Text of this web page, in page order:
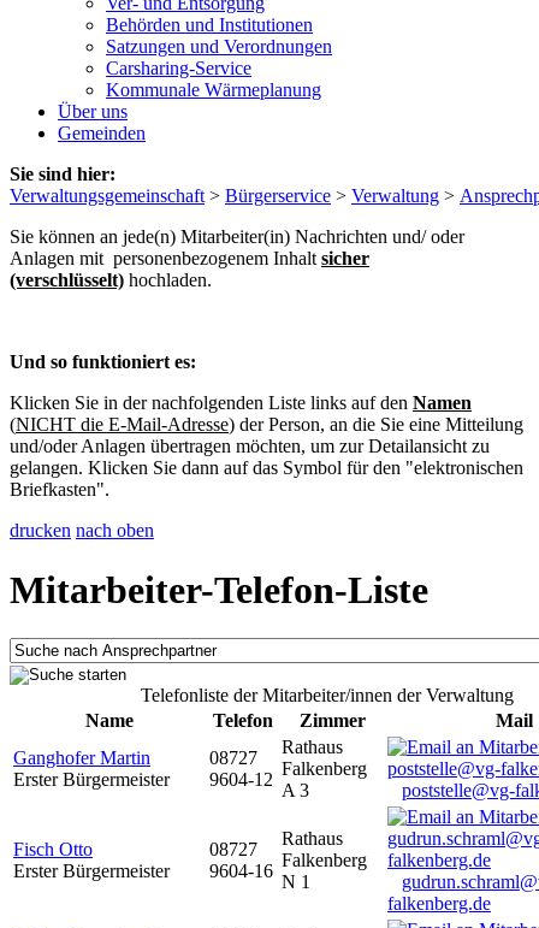
Behörden und Institutionen
Satzungen und Verordnungen
Carsharing-Service
Kommunale Wärmeplanung
Über uns
Gemeinden
Sie sind hier:
Verwaltungsgemeinschaft > Bürgerservice > Verwaltung >
Sie können an jede(n) Mitarbeiter(in) Nachrichten und/ oder
Anlagen mit personenbezogenem Inhalt sicher
(verschlüsselt) hochladen.
Und so funktioniert es:
Klicken Sie in der nachfolgenden Liste links auf den Namen
(NICHT die E-Mail-Adresse) der Person, an die Sie eine Mitteilung
und/oder Anlagen übertragen möchten, um zur Detailansicht zu
gelangen. Klicken Sie dann auf das Symbol für den "elektronischen
Briefkasten".
drucken nach oben
Mitarbeiter-Telefon-Liste
Telefonliste der Mitarbeiter/innen der Verwaltung
Name
Telefon Zimmer
Mail
Ganghofer Martin
Erster Bürgermeister
08727
9604-12
Rathaus
Falkenberg
A 3
poststelle@vg-
Fisch Otto
Erster Bürgermeister
08727
9604-16
Rathaus
Falkenberg
N 1
falkenberg.de